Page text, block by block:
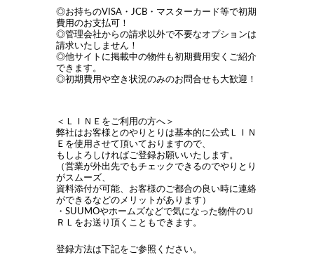
◎お持ちのVISA・JCB・マスターカード等で初期
費用のお支払可！
◎管理会社からの請求以外で不要なオプションは
請求いたしません！
◎他サイトに掲載中の物件も初期費用安くご紹介
できます。
◎初期費用や空き状況のみのお問合せも大歓迎！
＜ＬＩＮＥをご利用の方へ＞
弊社はお客様とのやりとりは基本的に公式ＬＩＮ
Ｅを使用させて頂いておりますので、
もしよろしければご登録お願いいたします。
（営業が外出先でもチェックできるのでやりとり
がスムーズ、
資料添付が可能、お客様のご都合の良い時に連絡
ができるなどのメリットがあります）
・SUUMOやホームズなどで気になった物件のＵ
ＲＬをお送り頂くこともできます。
登録方法は下記をご参照ください。